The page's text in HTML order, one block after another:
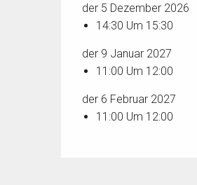
der 5 Dezember 2026
14:30 Um 15:30
der 9 Januar 2027
11:00 Um 12:00
der 6 Februar 2027
11:00 Um 12:00